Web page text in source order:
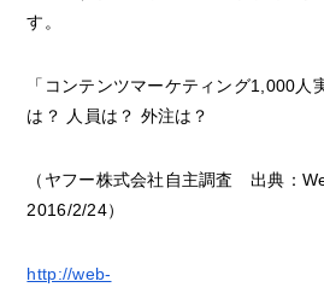
す。
「コンテンツマーケティング1,000人
は？ 人員は？ 外注は？
（ヤフー株式会社自主調査 出典：
2016/2/24）
http://web-